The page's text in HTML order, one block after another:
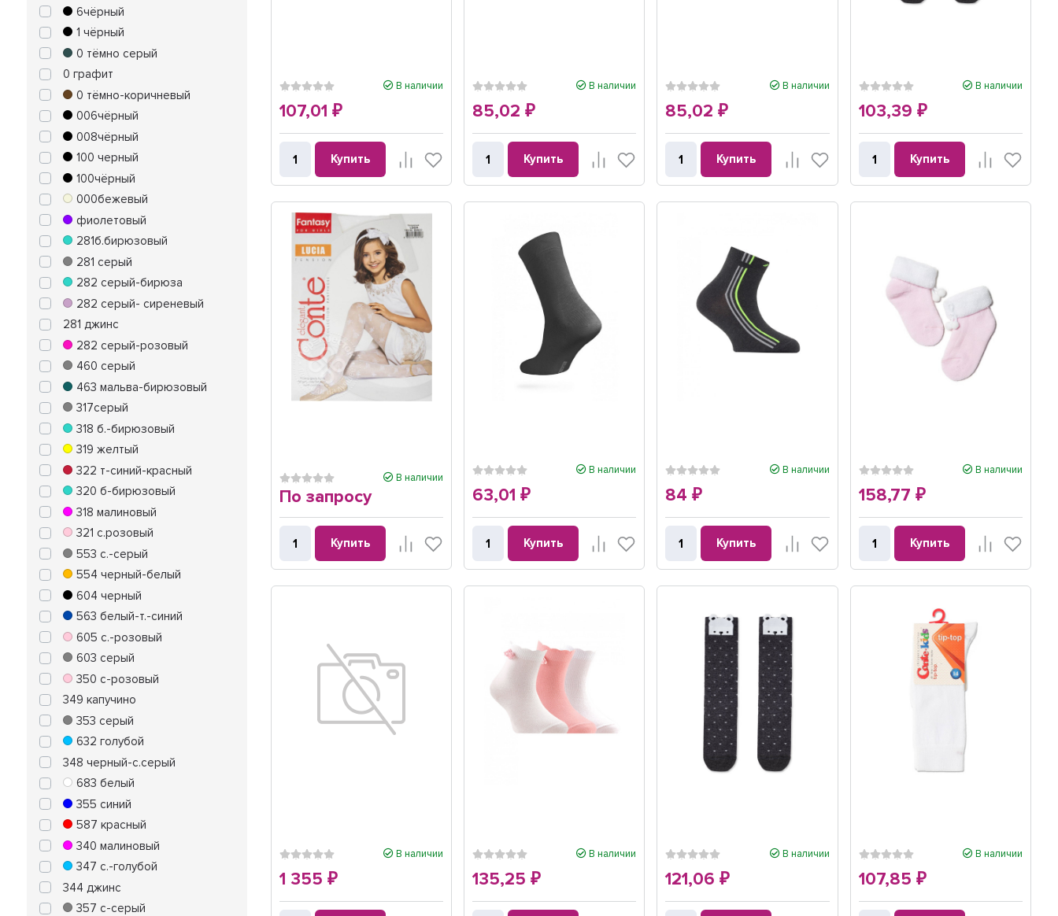
6чёрный
1 чёрный
0 тёмно серый
0 графит
0 тёмно-коричневый
006чёрный
008чёрный
100 черный
100чёрный
000бежевый
фиолетовый
281б.бирюзовый
281 серый
282 серый-бирюза
282 серый- сиреневый
281 джинс
282 серый-розовый
460 серый
463 мальва-бирюзовый
317серый
318 б.-бирюзовый
319 желтый
322 т-синий-красный
320 б-бирюзовый
318 малиновый
321 с.розовый
553 с.-серый
554 черный-белый
604 черный
563 белый-т.-синий
605 с.-розовый
603 серый
350 с-розовый
349 капучино
353 серый
632 голубой
348 черный-с.серый
683 белый
355 синий
587 красный
340 малиновый
347 с.-голубой
344 джинс
357 с-серый
В наличии
107,01₽
Купить
В наличии
85,02₽
Купить
В наличии
85,02₽
Купить
В наличии
103,39 ₽
Купить
В наличии
По запросу
Купить
В наличии
63,01₽
Купить
В наличии
84₽
Купить
В наличии
158,77 ₽
Купить
В наличии
1 355₽
В наличии
135,25₽
В наличии
121,06₽
В наличии
107,85 ₽